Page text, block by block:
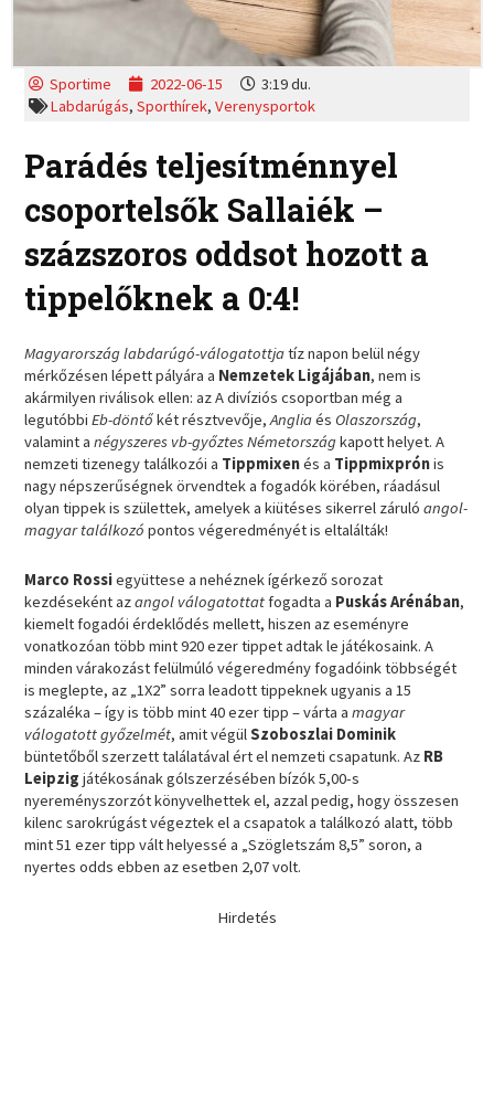
Sportime 2022-06-15
3:19 du.
Labdarúgás,Sporthírek,Verenysportok
Parádés teljesítménnyel
csoportelsők Sallaiék –
százszoros oddsot hozott a
tippelőknek a 0:4!
Magyarország labdarúgó-válogatottjatíz napon belül négy
mérkőzésen lépett pályára a Nemzetek Ligájában, nem is
akármilyen riválisok ellen: az A divíziós csoportban még a
legutóbbiEb-döntőkét résztvevője,Angliaés Olaszország,
valamint anégyszeres vb-győztes Németországkapott helyet. A
nemzeti tizenegy találkozói a Tippmixenés a Tippmixprónis
nagy népszerűségnek örvendtek a fogadók körében, ráadásul
olyan tippek is születtek, amelyek a kiütéses sikerrel zárulóangol-
magyar találkozó pontos végeredményét is eltalálták!
Marco Rossiegyüttese a nehéznek ígérkező sorozat
kezdéseként azangol válogatottatfogadta a Puskás Arénában,
kiemelt fogadói érdeklődés mellett, hiszen az eseményre
vonatkozóan több mint 920 ezer tippet adtak le játékosaink. A
minden várakozást felülmúló végeredmény fogadóink többségét
is meglepte, az „1X2” sorra leadott tippeknek ugyanis a 15
százaléka – így is több mint 40 ezer tipp – várta amagyar
válogatott győzelmét, amit végülSzoboszlai Dominik
büntetőből szerzett találatával ért el nemzeti csapatunk. Az RB
Leipzigjátékosának gólszerzésében bízók 5,00-s
nyereményszorzót könyvelhettek el, azzal pedig, hogy összesen
kilenc sarokrúgást végeztek el a csapatok a találkozó alatt, több
mint 51 ezer tipp vált helyessé a „Szögletszám 8,5” soron, a
nyertes odds ebben az esetben 2,07 volt.
Hirdetés